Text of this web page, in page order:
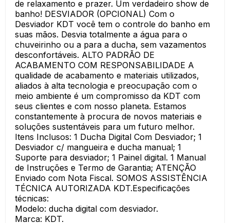
de relaxamento e prazer. Um verdadeiro show de
banho! DESVIADOR (OPCIONAL) Com o
Desviador KDT você tem o controle do banho em
suas mãos. Desvia totalmente a água para o
chuveirinho ou a para a ducha, sem vazamentos
desconfortáveis. ALTO PADRÃO DE
ACABAMENTO COM RESPONSABILIDADE A
qualidade de acabamento e materiais utilizados,
aliados à alta tecnologia e preocupação com o
meio ambiente é um compromisso da KDT com
seus clientes e com nosso planeta. Estamos
constantemente à procura de novos materiais e
soluções sustentáveis para um futuro melhor.
Itens Inclusos: 1 Ducha Digital Com Desviador; 1
Desviador c/ mangueira e ducha manual; 1
Suporte para desviador; 1 Painel digital. 1 Manual
de Instruções e Termo de Garantia; ATENÇÃO
Enviado com Nota Fiscal. SOMOS ASSISTÊNCIA
TÉCNICA AUTORIZADA KDT.Especificações
técnicas:
Modelo: ducha digital com desviador.
Marca: KDT.